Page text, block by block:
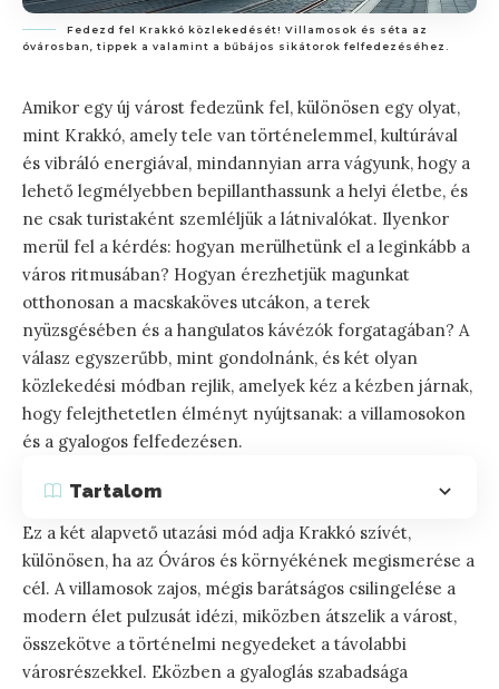
Fedezd fel Krakkó közlekedését! Villamosok és séta az
óvárosban, tippek a valamint a bűbájos sikátorok felfedezéséhez.
Amikor egy új várost fedezünk fel, különösen egy olyat,
mint Krakkó, amely tele van történelemmel, kultúrával
és vibráló energiával, mindannyian arra vágyunk, hogy a
lehető legmélyebben bepillanthassunk a helyi életbe, és
ne csak turistaként szemléljük a látnivalókat. Ilyenkor
merül fel a kérdés: hogyan merülhetünk el a leginkább a
város ritmusában? Hogyan érezhetjük magunkat
otthonosan a macskaköves utcákon, a terek
nyüzsgésében és a hangulatos kávézók forgatagában? A
válasz egyszerűbb, mint gondolnánk, és két olyan
közlekedési módban rejlik, amelyek kéz a kézben járnak,
hogy felejthetetlen élményt nyújtsanak: a villamosokon
és a gyalogos felfedezésen.
Tartalom
Ez a két alapvető utazási mód adja Krakkó szívét,
különösen, ha az Óváros és környékének megismerése a
cél. A villamosok zajos, mégis barátságos csilingelése a
modern élet pulzusát idézi, miközben átszelik a várost,
összekötve a történelmi negyedeket a távolabbi
városrészekkel. Eközben a gyaloglás szabadsága